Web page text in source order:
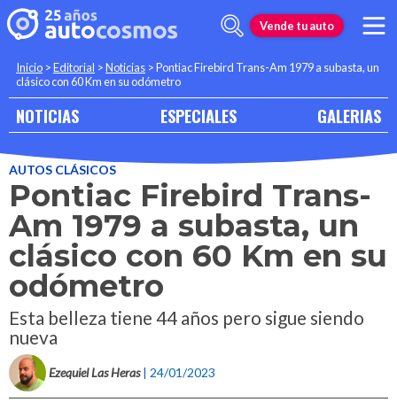
Vende tu auto
Inicio >Editorial >Noticias >Pontiac Firebird Trans-Am 1979 a subasta, un
clásico con 60 Km en su odómetro
NOTICIAS ESPECIALES GALERIAS
AUTOS CLÁSICOS
Pontiac Firebird Trans-
Am 1979 a subasta, un
clásico con 60 Km en su
odómetro
Esta belleza tiene 44 años pero sigue siendo
nueva
Ezequiel Las Heras | 24/01/2023